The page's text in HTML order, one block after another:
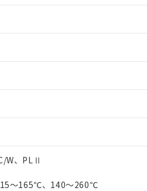
W、PLⅡ
～165℃、140～260℃